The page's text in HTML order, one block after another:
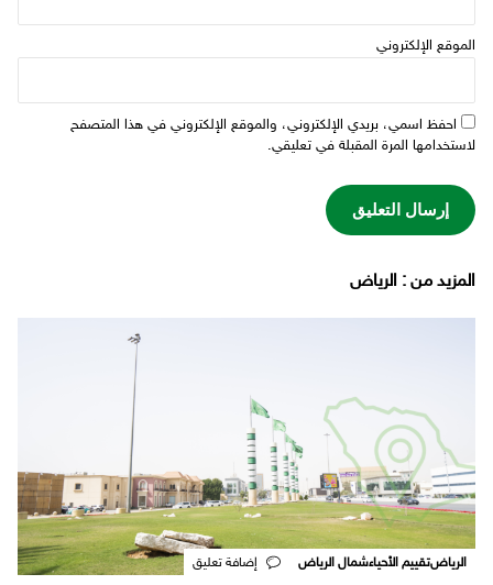
الموقع الإلكتروني
احفظ اسمي، بريدي الإلكتروني، والموقع الإلكتروني في هذا المتصفح
لاستخدامها المرة المقبلة في تعليقي.
‫المزيد من ‬: الرياض
الرياضتقييم الأحياءشمال الرياض